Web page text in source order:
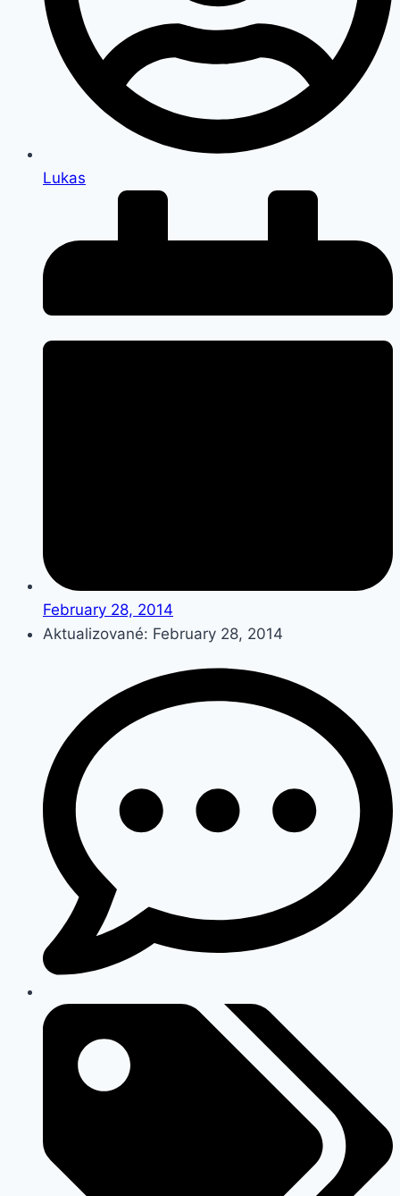
Lukas
February 28, 2014
Aktualizované: February 28, 2014